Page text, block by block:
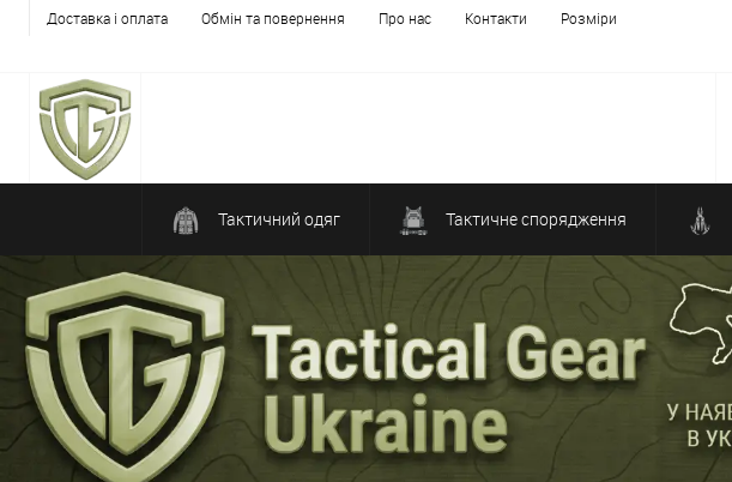
Доставка і оплата Обмін та повернення Про нас Контакти Розміри
Тактичний одяг Тактичне спорядження